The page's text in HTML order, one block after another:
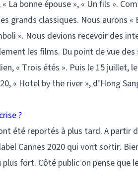
bonne épouse », « Un fils ».
grands classiques. Nous aurons «
». Nous devions recevoir des
les films. Du point de vue
« Trois étés ». Puis le 15 juillet,
« Hotel by the river », d’Hong
?
été reportés à plus tard. A partir
Cannes 2020 qui vont sortir.
fort. Côté public on pense que